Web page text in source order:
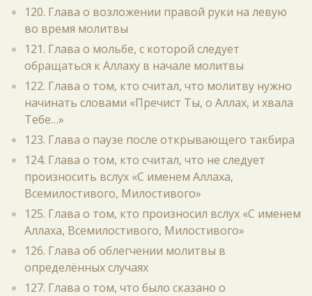
120. Глава о возложении правой руки на левую
во время молитвы
121. Глава о мольбе, с которой следует
обращаться к Аллаху в начале молитвы
122. Глава о том, кто считал, что молитву нужно
начинать словами «Пречист Ты, о Аллах, и хвала
Тебе…»
123. Глава о паузе после открывающего такбира
124. Глава о том, кто считал, что не следует
произносить вслух «С именем Аллаха,
Всемилостивого, Милостивого»
125. Глава о том, кто произносил вслух «С именем
Аллаха, Всемилостивого, Милостивого»
126. Глава об облегчении молитвы в
определённых случаях
127. Глава о том, что было сказано о